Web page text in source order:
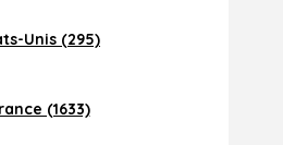
Unis (295)
(1633)